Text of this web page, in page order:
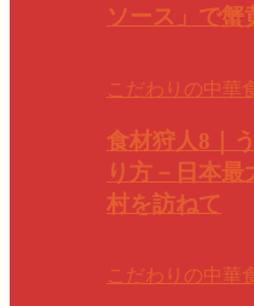
ソース」で蟹
こだわりの中華
食材狩人8｜
り方－日本
村を訪ねて
こだわりの中華